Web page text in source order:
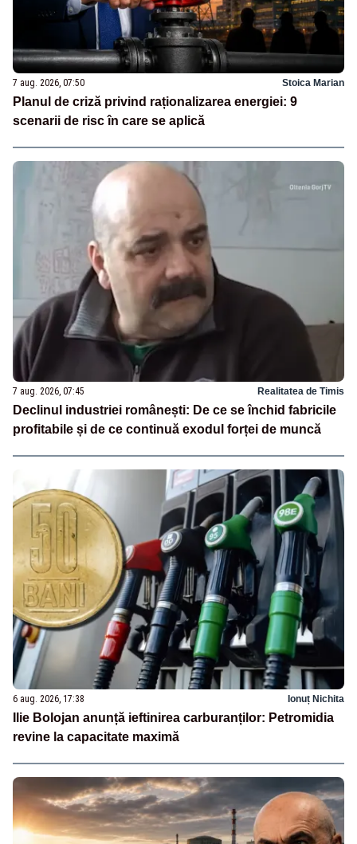
7 aug. 2026, 07:50 Stoica Marian
Planul de criză privind raționalizarea energiei: 9
scenarii de risc în care se aplică
7 aug. 2026, 07:45 Realitatea de Timis
Declinul industriei românești: De ce se închid fabricile
profitabile și de ce continuă exodul forței de muncă
6 aug. 2026, 17:38 Ionuț Nichita
Ilie Bolojan anunță ieftinirea carburanților: Petromidia
revine la capacitate maximă